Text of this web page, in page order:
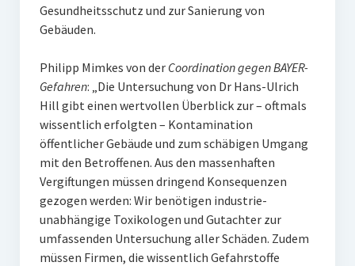
Gesundheitsschutz und zur Sanierung von
Gebäuden.
Philipp Mimkes von der Coordination gegen BAYER-
Gefahren: „Die Untersuchung von Dr Hans-Ulrich
Hill gibt einen wertvollen Überblick zur – oftmals
wissentlich erfolgten – Kontamination
öffentlicher Gebäude und zum schäbigen Umgang
mit den Betroffenen. Aus den massenhaften
Vergiftungen müssen dringend Konsequenzen
gezogen werden: Wir benötigen industrie-
unabhängige Toxikologen und Gutachter zur
umfassenden Untersuchung aller Schäden. Zudem
müssen Firmen, die wissentlich Gefahrstoffe